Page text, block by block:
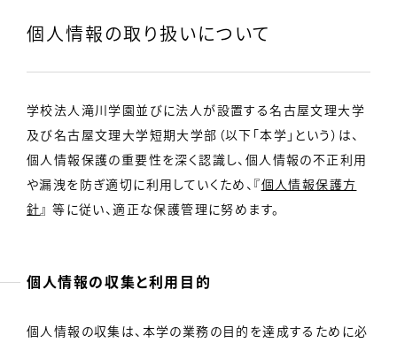
個人情報の取り扱いについて
学校法人滝川学園並びに法人が設置する名古屋文理大学
及び名古屋文理大学短期大学部（以下「本学」という）は、
個人情報保護の重要性を深く認識し、個人情報の不正利用
や漏洩を防ぎ適切に利用していくため、『個人情報保護方
針』 等に従い、適正な保護管理に努めます。
個人情報の収集と利用目的
個人情報の収集は、本学の業務の目的を達成するために必